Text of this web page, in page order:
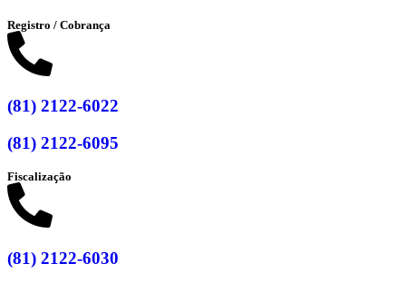
Registro / Cobrança
(81) 2122-6022
(81) 2122-6095
Fiscalização
(81) 2122-6030